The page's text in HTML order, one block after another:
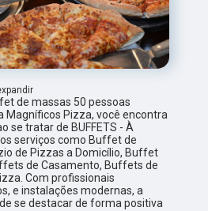
de massas 50 pessoas
Magníficos Pizza, você encontra
se tratar de BUFFETS - À
serviços como Buffet de
de Pizzas a Domicílio, Buffet
de Casamento, Buffets de
Com profissionais
e instalações modernas, a
se destacar de forma positiva